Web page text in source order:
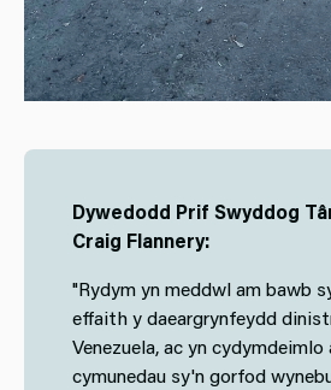
Dywedodd Prif Swyddog
Craig Flannery:
"Rydym yn meddwl am bawb
effaith y daeargrynfeydd
Venezuela, ac yn cydymdeimlo
cymunedau sy'n gorfod